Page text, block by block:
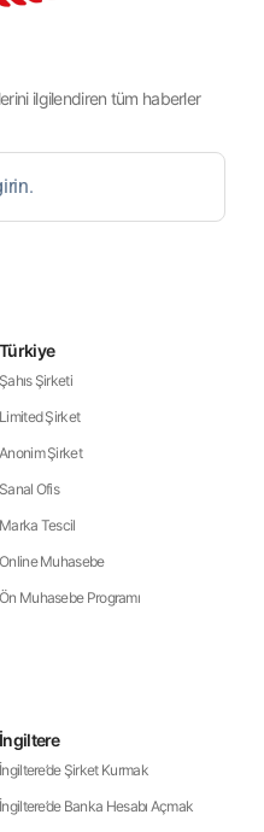
ilgilendiren tüm haberler
Türkiye
Şahıs Şirketi
Limited Şirket
Anonim Şirket
Sanal Ofis
Marka Tescil
Online Muhasebe
Ön Muhasebe Programı
İngiltere
İngiltere’de Şirket Kurmak
İngiltere’de Banka Hesabı Açmak